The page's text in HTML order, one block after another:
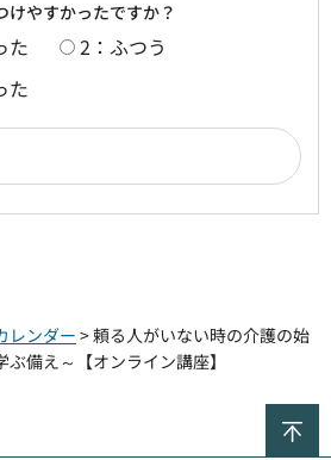
けやすかったですか？
た
2：ふつう
た
レンダー > 頼る人がいない時の介護の始
備え～【オンライン講座】